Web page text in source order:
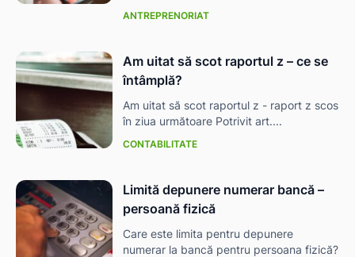
ANTREPRENORIAT
Am uitat să scot raportul z – ce se
întâmplă?
Am uitat să scot raportul z - raport z scos
în ziua următoare Potrivit art....
CONTABILITATE
Limită depunere numerar bancă –
persoană fizică
Care este limita pentru depunere
numerar la bancă pentru persoana fizică?